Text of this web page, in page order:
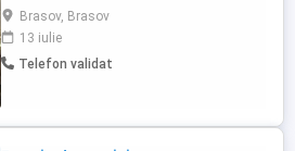
resort. - La nevoie, participarea la procesul
de curățenie. Cerințe: - experiența în
curățenie minim un an, - germană la nivel
conversațional (capacitate de a înțelege și
Brasov, Brasov
13 iulie
Telefon validat